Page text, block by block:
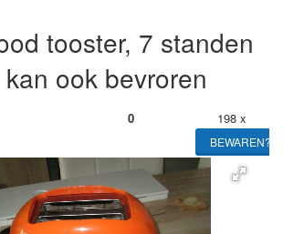
tooster, 7 standen
ook bevroren
0 198 x
BEWAREN?